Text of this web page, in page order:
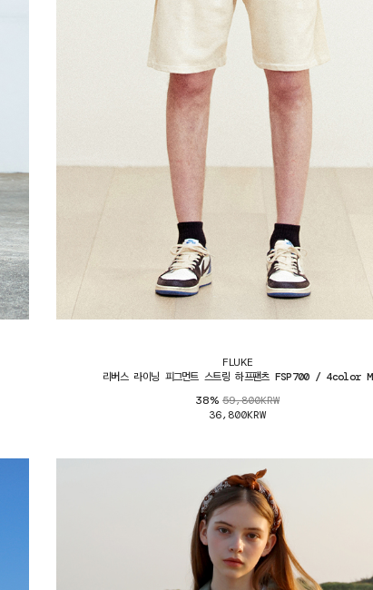
FLUKE
리버스 라이닝 피그먼트 스트링 하프팬츠 FSP700 / 4color M
38% 59,800KRW
36,800KRW